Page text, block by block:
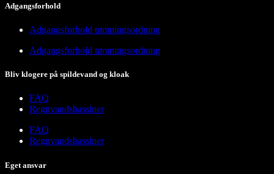
Adgangsforhold
Adgangsforhold tømningsordning
Adgangsforhold tømningsordning
Bliv klogere på spildevand og kloak
FAQ
Regnvandsbassiner
FAQ
Regnvandsbassiner
Eget ansvar